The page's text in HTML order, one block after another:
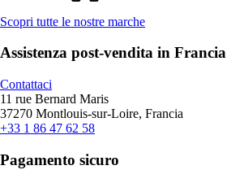
Scopri tutte le nostre marche
Assistenza post-vendita in Francia
Contattaci
11 rue Bernard Maris
37270 Montlouis-sur-Loire, Francia
+33 1 86 47 62 58
Pagamento sicuro